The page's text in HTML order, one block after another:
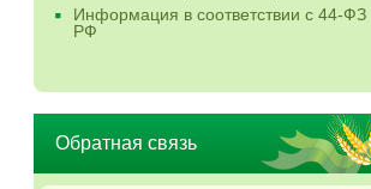
Информация в соответствии с 44-ФЗ
РФ
Обратная связь